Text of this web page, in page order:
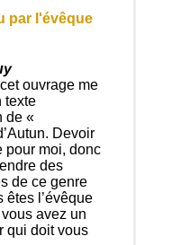
par l'évêque
ouvrage me
texte
de «
Devoir
pour moi, donc
des
de ce genre
êtes l’évêque
avez un
qui doit vous